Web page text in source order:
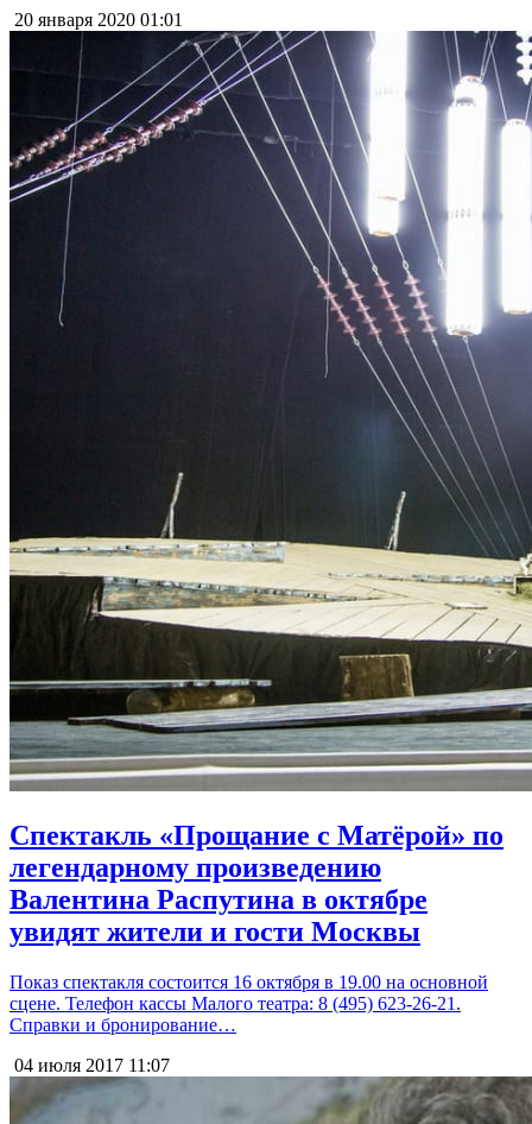
20 января 2020 01:01
Спектакль «Прощание с Матёрой» по
легендарному произведению
Валентина Распутина в октябре
увидят жители и гости Москвы
Показ спектакля состоится 16 октября в 19.00 на основной
сцене. Телефон кассы Малого театра: 8 (495) 623-26-21.
Справки и бронирование…
04 июля 2017 11:07